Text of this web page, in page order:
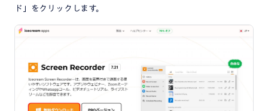
ド」をクリックします。